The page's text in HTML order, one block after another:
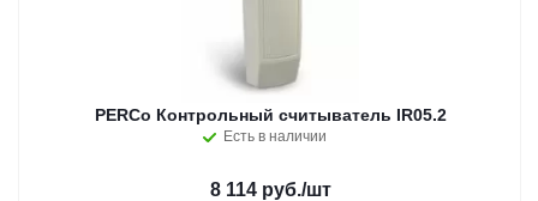
PERCo Контрольный считыватель IR05.2
Есть в наличии
8 114 руб./шт